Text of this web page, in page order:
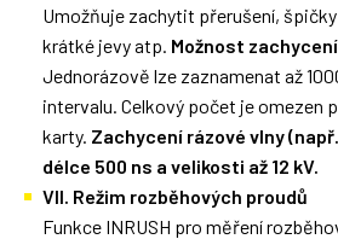
Umožňuje zachytit přerušení,
krátké jevy atp. Možnost
Jednorázově lze zaznamenat až
intervalu. Celkový počet je omezen
karty. Zachycení rázové vlny
délce 500 ns a velikosti až 12 kV.
VII. Režim rozběhových proudů
Funkce INRUSH pro měření